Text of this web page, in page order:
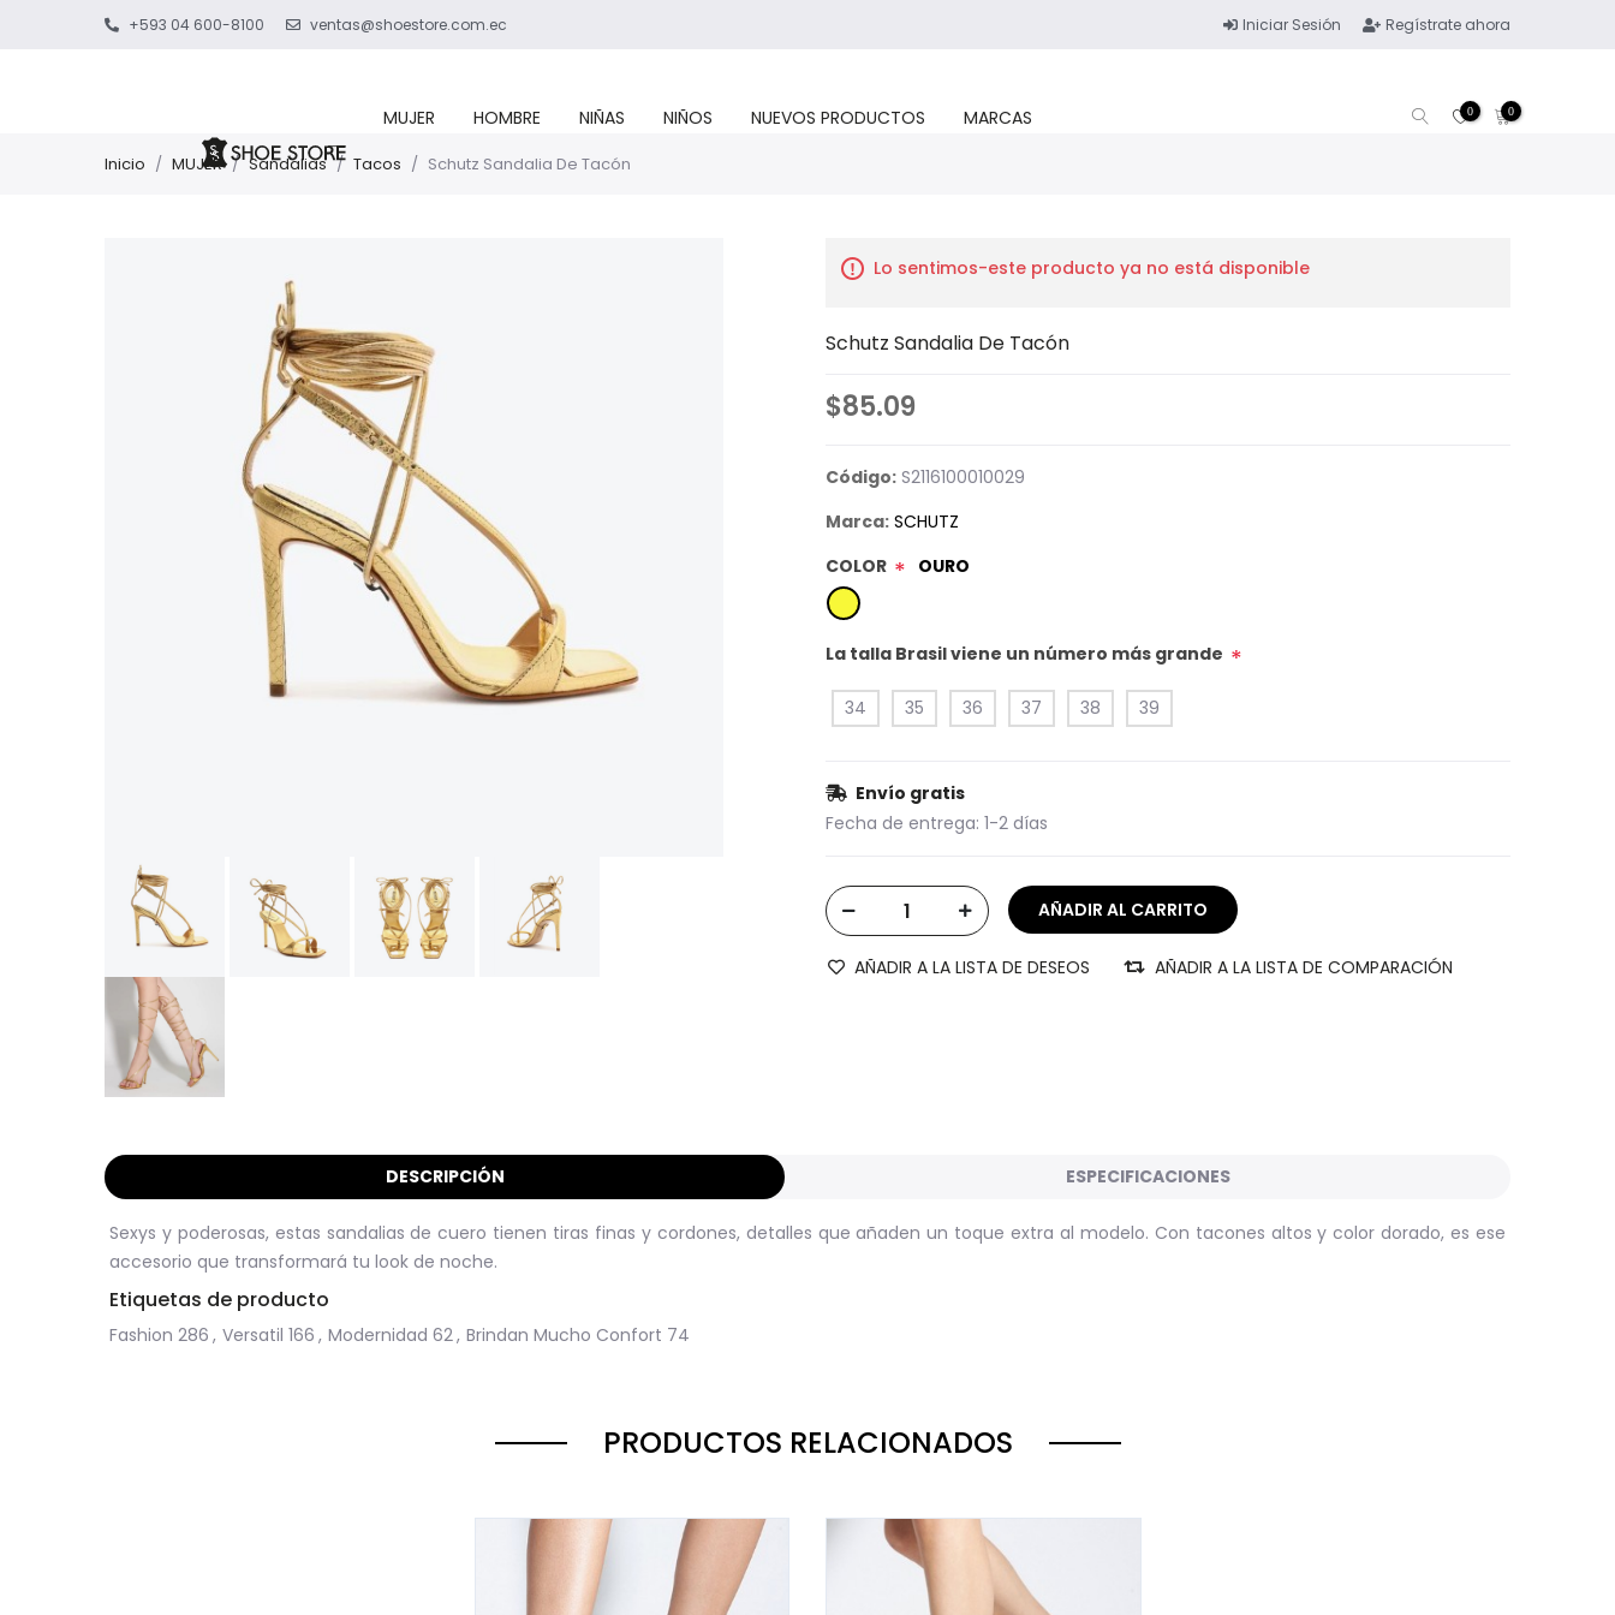
+593 04 600-8100 ventas@shoestore.com.ec Iniciar Sesión Regístrate ahora
MUJER HOMBRE NIÑAS NIÑOS NUEVOS PRODUCTOS MARCAS 0 0
Inicio / MUJER / Sandalias / Tacos / Schutz Sandalia De Tacón
Lo sentimos-este producto ya no está disponible
Schutz Sandalia De Tacón
$85.09
Código: S2116100010029
Marca: SCHUTZ
COLOR * OURO
La talla Brasil viene un número más grande *
34 35 36 37 38 39
Envío gratis
Fecha de entrega: 1-2 días
AÑADIR A LA LISTA DE DESEOS AÑADIR A LA LISTA DE COMPARACIÓN
DESCRIPCIÓN ESPECIFICACIONES
Sexys y poderosas, estas sandalias de cuero tienen tiras finas y cordones, detalles que añaden un toque extra al modelo. Con tacones altos y color dorado, es ese
accesorio que transformará tu look de noche.
Etiquetas de producto
Fashion 286 , Versatil 166 , Modernidad 62, Brindan Mucho Confort 74
PRODUCTOS RELACIONADOS